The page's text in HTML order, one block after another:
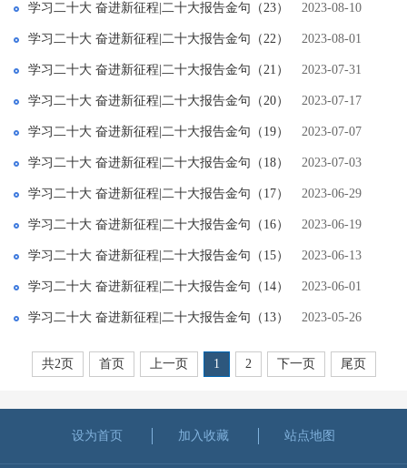
学习二十大 奋进新征程|二十大报告金句（23） 2023-08-10
学习二十大 奋进新征程|二十大报告金句（22） 2023-08-01
学习二十大 奋进新征程|二十大报告金句（21） 2023-07-31
学习二十大 奋进新征程|二十大报告金句（20） 2023-07-17
学习二十大 奋进新征程|二十大报告金句（19） 2023-07-07
学习二十大 奋进新征程|二十大报告金句（18） 2023-07-03
学习二十大 奋进新征程|二十大报告金句（17） 2023-06-29
学习二十大 奋进新征程|二十大报告金句（16） 2023-06-19
学习二十大 奋进新征程|二十大报告金句（15） 2023-06-13
学习二十大 奋进新征程|二十大报告金句（14） 2023-06-01
学习二十大 奋进新征程|二十大报告金句（13） 2023-05-26
共2页 首页 上一页 1 2 下一页 尾页
设为首页 加入收藏 站点地图